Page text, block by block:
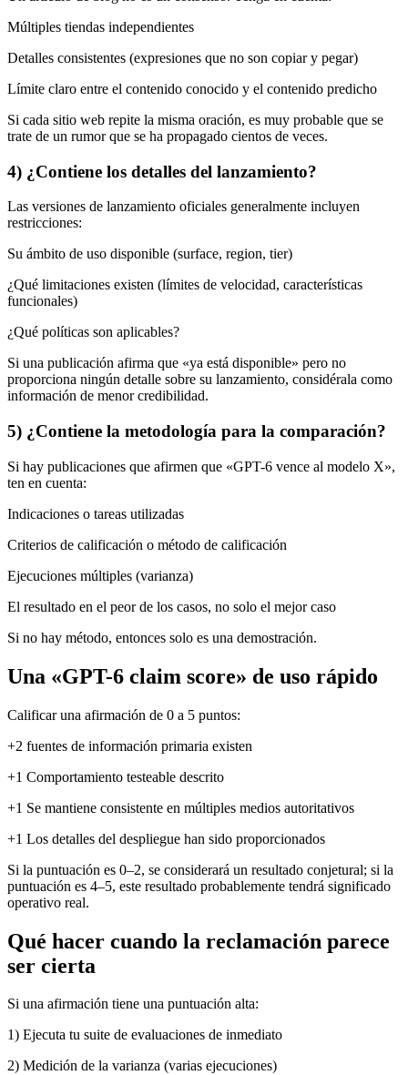
Múltiples tiendas independientes
Detalles consistentes (expresiones que no son copiar y pegar)
Límite claro entre el contenido conocido y el contenido predicho
Si cada sitio web repite la misma oración, es muy probable que se
trate de un rumor que se ha propagado cientos de veces.
4) ¿Contiene los detalles del lanzamiento?
Las versiones de lanzamiento oficiales generalmente incluyen
restricciones:
Su ámbito de uso disponible (surface, region, tier)
¿Qué limitaciones existen (límites de velocidad, características
funcionales)
¿Qué políticas son aplicables?
Si una publicación afirma que «ya está disponible» pero no
proporciona ningún detalle sobre su lanzamiento, considérala como
información de menor credibilidad.
5) ¿Contiene la metodología para la comparación?
Si hay publicaciones que afirmen que «GPT-6 vence al modelo X»,
ten en cuenta:
Indicaciones o tareas utilizadas
Criterios de calificación o método de calificación
Ejecuciones múltiples (varianza)
El resultado en el peor de los casos, no solo el mejor caso
Si no hay método, entonces solo es una demostración.
Una «GPT-6 claim score» de uso rápido
Calificar una afirmación de 0 a 5 puntos:
+2 fuentes de información primaria existen
+1 Comportamiento testeable descrito
+1 Se mantiene consistente en múltiples medios autoritativos
+1 Los detalles del despliegue han sido proporcionados
Si la puntuación es 0–2, se considerará un resultado conjetural; si la
puntuación es 4–5, este resultado probablemente tendrá significado
operativo real.
Qué hacer cuando la reclamación parece
ser cierta
Si una afirmación tiene una puntuación alta:
1) Ejecuta tu suite de evaluaciones de inmediato
2) Medición de la varianza (varias ejecuciones)